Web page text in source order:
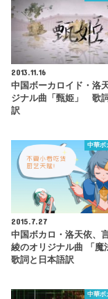
2013.11.16
中国ボーカロイド・洛
ジナル曲「甄姫」 歌
訳
中華
2015.7.27
中国ボカロ・洛天依、
綾のオリジナル曲 「魔
歌詞と日本語訳
中華